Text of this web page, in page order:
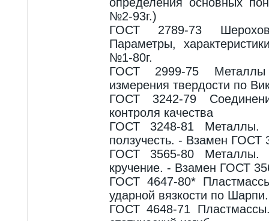
№2-93г.)
ГОСТ 2789-73
Параметры,
№1-80г.
ГОСТ 2999-75
измерения твердости по
ГОСТ 3242-79
контроля качества
ГОСТ 3248-81 Металлы.
ползучесть. - Взамен ГОСТ
ГОСТ 3565-80 Металлы.
кручение. - Взамен ГОСТ
ГОСТ 4647-80*
ударной вязкости по Шарпи.
ГОСТ 4648-71